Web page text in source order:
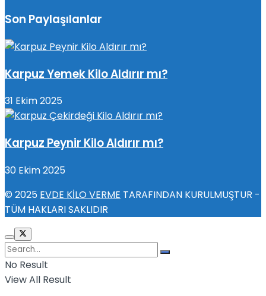
Son Paylaşılanlar
Karpuz Yemek Kilo Aldırır mı?
31 Ekim 2025
Karpuz Peynir Kilo Aldırır mı?
30 Ekim 2025
© 2025 EVDE KİLO VERME TARAFINDAN KURULMUŞTUR -
TÜM HAKLARI SAKLIDIR
No Result
View All Result